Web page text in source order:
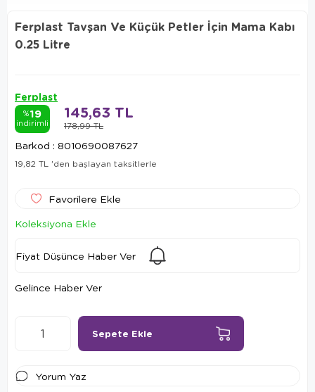
Ferplast Tavşan Ve Küçük Petler İçin Mama Kabı
0.25 Litre
Ferplast
%19
indirimli 178,99 TL
145,63 TL
Barkod : 8010690087627
19,82 TL 'den başlayan taksitlerle
Favorilere Ekle
Koleksiyona Ekle
Fiyat Düşünce Haber Ver
Gelince Haber Ver
Yorum Yaz